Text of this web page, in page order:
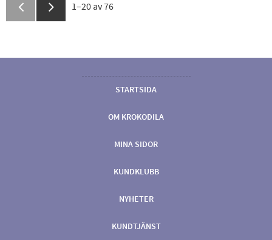
1–20 av76
STARTSIDA
OM KROKODILA
MINA SIDOR
KUNDKLUBB
NYHETER
KUNDTJÄNST